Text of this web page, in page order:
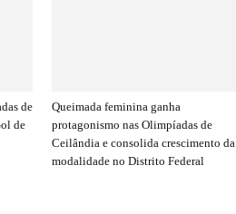
de
de
Queimada feminina ganha
protagonismo nas Olimpíadas de
Ceilândia e consolida crescimento da
modalidade no Distrito Federal